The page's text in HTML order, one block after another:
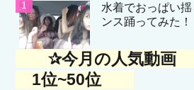
水着でおっぱい
ンス踊ってみた！
✰今月の人気動
1位~50位